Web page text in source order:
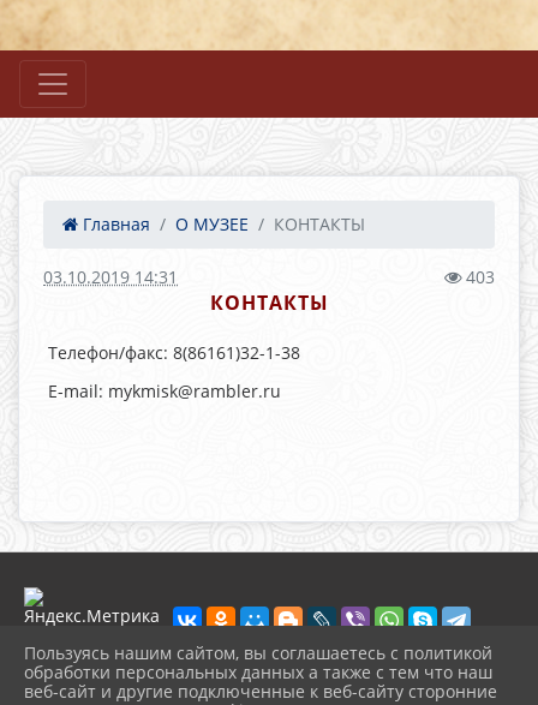
Главная О МУЗЕЕ КОНТАКТЫ
03.10.2019 14:31 403
КОНТАКТЫ
Телефон/факс: 8(86161)32-1-38
E-mail: mykmisk@rambler.ru
2026 г. muzeikim.ru
Пользуясь нашим сайтом, вы соглашаетесь с политикой
обработки персональных данных а также с тем что наш
веб-сайт и другие подключенные к веб-сайту сторонние